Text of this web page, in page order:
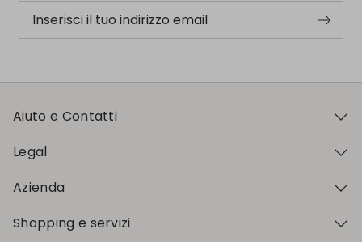
Inserisci il tuo indirizzo email
Aiuto e Contatti
Legal
Azienda
Shopping e servizi